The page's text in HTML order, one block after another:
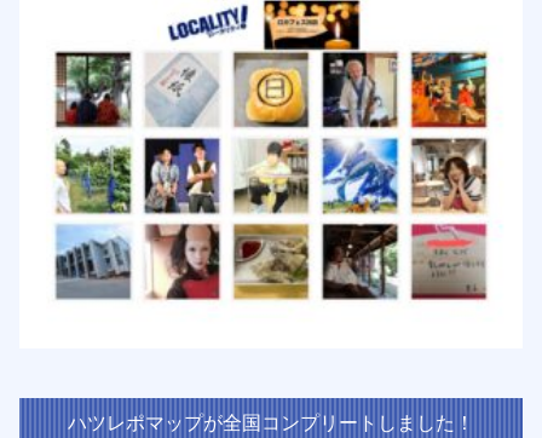
ハツレポマップが全国コンプリートしました！